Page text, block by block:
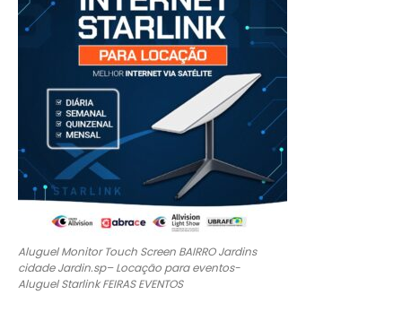
Aluguel Monitor Touch Screen BAIRRO Jardins
cidade Jardin.sp– Locação para eventos-
Aluguel Starlink FEIRAS EVENTOS